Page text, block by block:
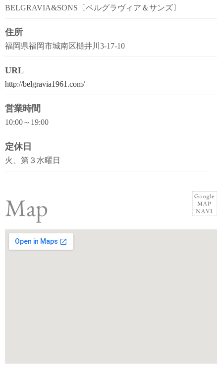
BELGRAVIA&SONS〔ベルグラヴィア＆サンズ〕
住所
福岡県福岡市城南区樋井川3-17-10
URL
http://belgravia1961.com/
営業時間
10:00～19:00
定休日
火、第３水曜日
Map